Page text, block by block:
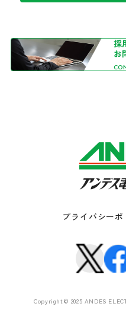
採
お
プライバシーポ
Copyright© 2025 ANDES